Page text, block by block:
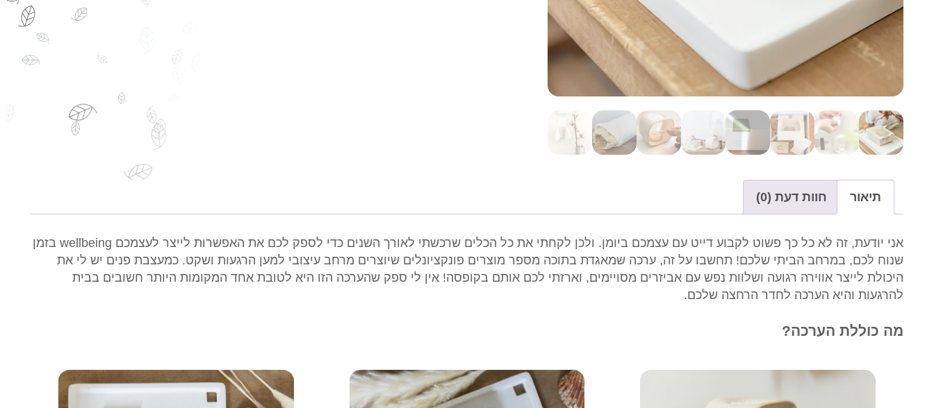
ת
ר
ח
צ
תיאור חוות דעת (0)
אני יודעת, זה לא כל כך פשוט לקבוע דייט עם עצמכם ביומן. ולכן לקחתי את כל הכלים שרכשתי לאורך השנים כדי לספק לכם את האפשרות לייצר לעצמכם wellbeing בזמן
שנוח לכם, במרחב הביתי שלכם! תחשבו על זה, ערכה שמאגדת בתוכה מספר מוצרים פונקציונלים שיוצרים מרחב עיצובי למען הרגעות ושקט. כמעצבת פנים יש לי את
היכולת לייצר אווירה רגועה ושלוות נפש עם אביזרים מסויימים, וארזתי לכם אותם בקופסה! אין לי ספק שהערכה הזו היא לטובת אחד המקומות היותר חשובים בבית
להרגעות והיא הערכה לחדר הרחצה שלכם.
מה כוללת הערכה?